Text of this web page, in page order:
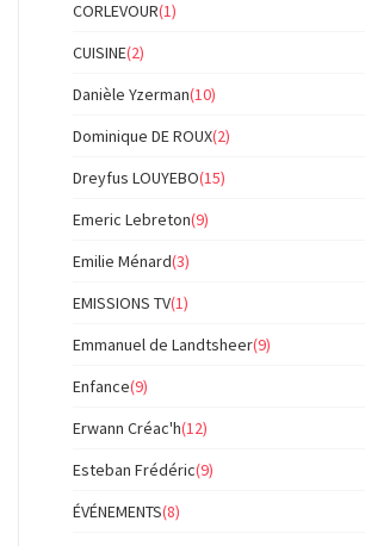
CORLEVOUR(1)
CUISINE(2)
Danièle Yzerman(10)
Dominique DE ROUX(2)
Dreyfus LOUYEBO(15)
Emeric Lebreton(9)
Emilie Ménard(3)
EMISSIONS TV(1)
Emmanuel de Landtsheer(9)
Enfance(9)
Erwann Créac'h(12)
Esteban Frédéric(9)
ÉVÉNEMENTS(8)